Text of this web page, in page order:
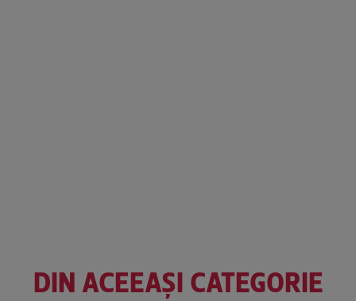
DIN ACEEAȘI CATEGORIE